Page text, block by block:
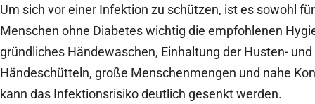
Um sich vor einer Infektion zu schützen, ist es sowohl
Menschen ohne Diabetes wichtig die empfohlenen
gründliches Händewaschen, Einhaltung der Husten-
Händeschütteln, große Menschenmengen und nahe
kann das Infektionsrisiko deutlich gesenkt werden.